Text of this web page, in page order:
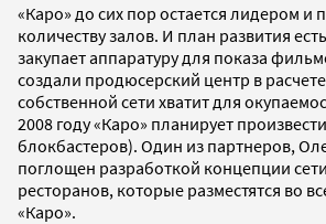
«Каро» до сих пор остается лидером и
количеству залов. И план развития
закупает аппаратуру для показа
создали продюсерский центр в
собственной сети хватит для
2008 году «Каро» планирует
блокбастеров). Один из партнеров,
поглощен разработкой концепции
ресторанов, которые разместятся во
«Каро».